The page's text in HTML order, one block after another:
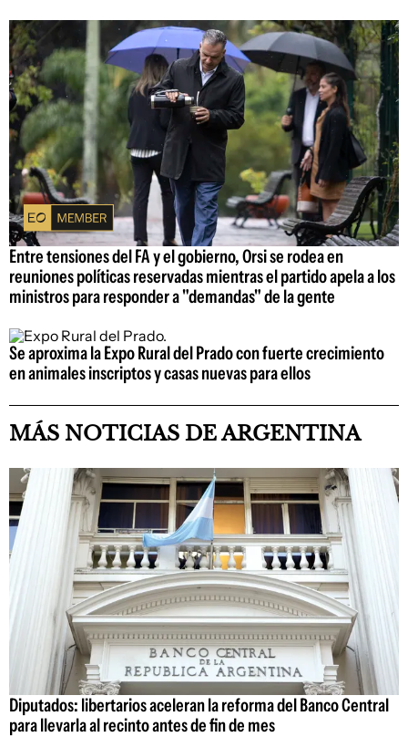
Entre tensiones del FA y el gobierno, Orsi se rodea en
reuniones políticas reservadas mientras el partido apela a los
ministros para responder a "demandas" de la gente
Se aproxima la Expo Rural del Prado con fuerte crecimiento
en animales inscriptos y casas nuevas para ellos
MÁS NOTICIAS DE ARGENTINA
Diputados: libertarios aceleran la reforma del Banco Central
para llevarla al recinto antes de fin de mes